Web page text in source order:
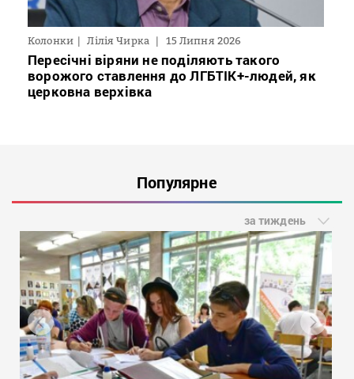
Колонки Лілія Чирка 15 Липня 2026
Пересічні віряни не поділяють такого
ворожого ставлення до ЛГБТІК+-людей, як
церковна верхівка
Популярне
за тиждень